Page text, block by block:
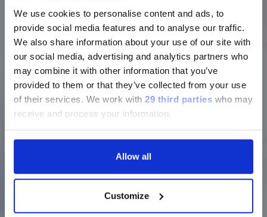
We use cookies to personalise content and ads, to
provide social media features and to analyse our traffic.
We also share information about your use of our site with
our social media, advertising and analytics partners who
may combine it with other information that you’ve
provided to them or that they’ve collected from your use
of their services. We work with 29 third parties who may
receive and process your information.
Allow all
Customize
Licensed Technologies Partner
Automation of xMAP®
Technology-Based Multiplex